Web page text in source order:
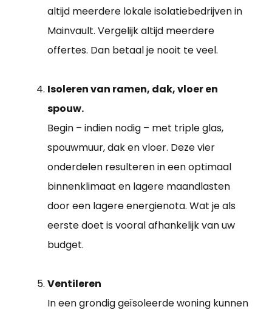
altijd meerdere lokale isolatiebedrijven in
Mainvault. Vergelijk altijd meerdere
offertes. Dan betaal je nooit te veel.
Isoleren van ramen, dak, vloer en
spouw.
Begin – indien nodig – met triple glas,
spouwmuur, dak en vloer. Deze vier
onderdelen resulteren in een optimaal
binnenklimaat en lagere maandlasten
door een lagere energienota. Wat je als
eerste doet is vooral afhankelijk van uw
budget.
Ventileren
In een grondig geïsoleerde woning kunnen